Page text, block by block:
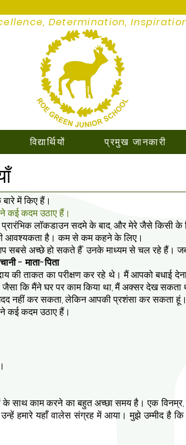
Determination,
विद्यार्थियों प्रमुख जानकारी
में किए हैं।
कई कदम उठाए हैं।
लॉकडाउन सदमे के बाद, और मेरे जैसे किसी
आवश्यकता है। कम से कम कहने के लिए।
सबसे अच्छे हो सकते हैं' उनके माध्यम से चल रहे हैं।
- माता-पिता
की ताकत का परीक्षण कर रहे थे। मैं आपको बधाई
जैसा कि मैंने घर पर काम किया था, मैं अक्सर देख
नहीं कर सकता, लेकिन आपकी प्रशंसा कर सकता
कई कदम उठाए हैं।
साथ काम करने का बहुत अच्छा समय है। एक विनम्र,
हमारे यहाँ वालेस संग्रह में आया। मुझे उम्मीद है